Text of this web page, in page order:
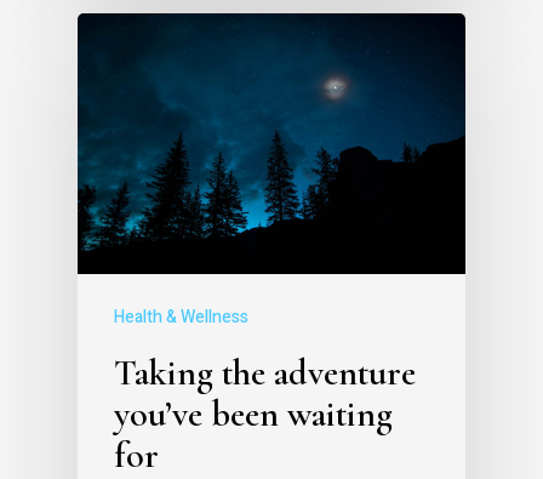
Health & Wellness
Taking the adventure
you’ve been waiting
for